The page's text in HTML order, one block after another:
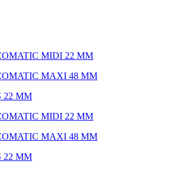
MIDI 22 ММ
MAXI 48 ММ
22 ММ
MIDI 22 ММ
MAXI 48 ММ
22 ММ